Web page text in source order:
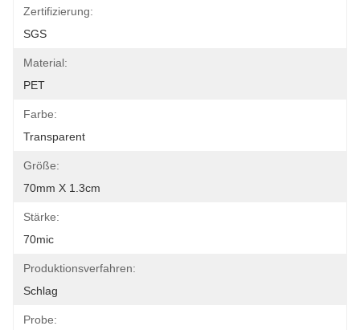
Zertifizierung:
SGS
Material:
PET
Farbe:
Transparent
Größe:
70mm X 1.3cm
Stärke:
70mic
Produktionsverfahren:
Schlag
Probe: